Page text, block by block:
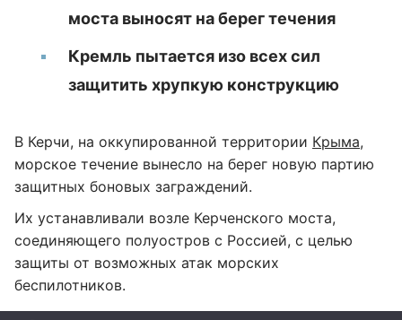
моста выносят на берег течения
Кремль пытается изо всех сил
защитить хрупкую конструкцию
В Керчи, на оккупированной территории Крыма,
морское течение вынесло на берег новую партию
защитных боновых заграждений.
Их устанавливали возле Керченского моста,
соединяющего полуостров с Россией, с целью
защиты от возможных атак морских
беспилотников.